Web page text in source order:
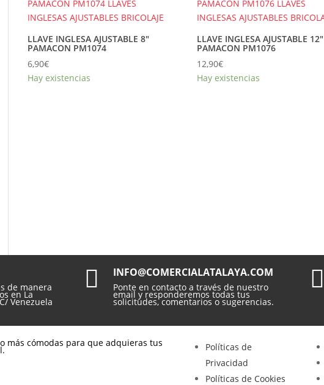
LLAVE INGLESA AJUSTABLE 8″
PAMACON PM1074
6,90€
Hay existencias
LLAVE INGLESA AJUSTABLE 12″
PAMACON PM1076
12,90€
Hay existencias
de manera
en La
Venezuela
 INFO@COMERCIALATALAYA.COM
Ponte en contacto a través de nuestro
email y responderemos todas tus
solicitudes, comentarios o sugerencias.

más cómodas para que adquieras tus
Políticas de
Privacidad
Políticas de Cookies